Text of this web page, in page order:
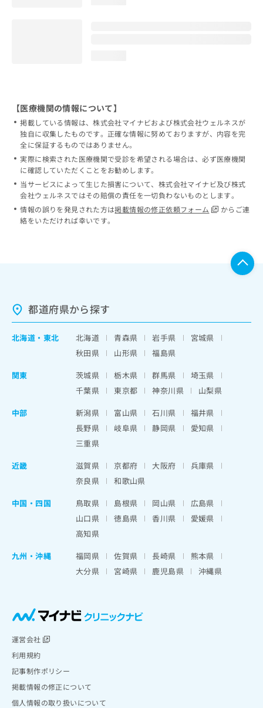
【医療機関の情報について】
掲載している情報は、株式会社マイナビおよび株式会社ウェルネスが
独自に収集したものです。正確な情報に努めておりますが、内容を完
全に保証するものではありません。
実際に検索された医療機関で受診を希望される場合は、必ず医療機関
に確認していただくことをお勧めします。
当サービスによって生じた損害について、株式会社マイナビ及び株式
会社ウェルネスではその賠償の責任を一切負わないものとします。
情報の誤りを発見された方は掲載情報の修正依頼フォーム
からご連
絡をいただければ幸いです。
都道府県から探す
北海道 ・ 東北 北海道 青森県 岩手県
宮城県
秋田県
山形県
福島県
関東
茨城県 栃木県 群馬県
埼玉県
千葉県
東京都 神奈川県
山梨県
中部
新潟県 富山県 石川県
福井県
長野県
岐阜県 静岡県
愛知県
三重県
近畿
滋賀県 京都府 大阪府
兵庫県
奈良県
和歌山県
中国・四国
鳥取県 島根県 岡山県
広島県
山口県
徳島県 香川県
愛媛県
高知県
九州・沖縄
福岡県 佐賀県 長崎県
熊本県
大分県
宮崎県 鹿児島県 沖縄県
運営会社
利用規約
記事制作ポリシー
掲載情報の修正について
個人情報の取り扱いについて